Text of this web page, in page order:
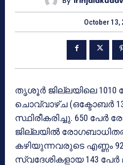
October 13,
തൃശൂർ ജില്ലയിലെ 1010
ചൊവ്വാഴ്ച (ഒക്ടോബർ
സ്ഥിരീകരിച്ചു. 650 പേർ
ജില്ലയിൽ
കഴിയുന്നവരുടെ എണ്ണം
സ്വദേശികളായ 143 പേർ